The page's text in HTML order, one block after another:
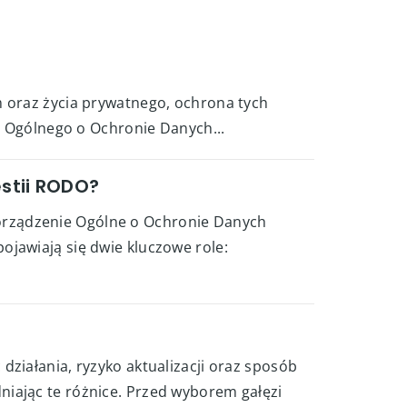
oraz życia prywatnego, ochrona tych
o Ochronie Danych...
RODO?
Ogólne o Ochronie Danych
się dwie kluczowe role:
ryzyko aktualizacji oraz sposób
te różnice. Przed wyborem gałęzi